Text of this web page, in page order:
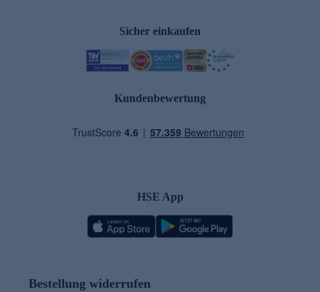
Sicher einkaufen
Kundenbewertung
HSE App
Bestellung widerrufen